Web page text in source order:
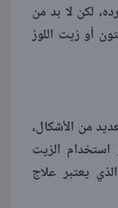
لكن لا بد من
أو زيت اللوز
من الأشكال،
استخدام الزيت
يعتبر علاج